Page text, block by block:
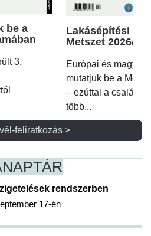
be a
3.
Lakásépítési
Metszet 2026/2.
Európai és magyar
mutatjuk be a
– ezúttal a családi
több...
feliratkozás >
NAPTÁR
rendszerben
17-én